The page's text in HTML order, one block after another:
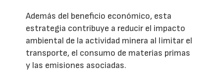
Además del beneficio económico, esta
estrategia contribuye a reducir el impacto
ambiental de la actividad minera al limitar el
transporte, el consumo de materias primas
y las emisiones asociadas.